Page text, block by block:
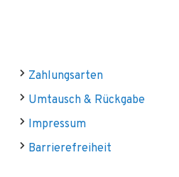
Zahlungsarten
Umtausch & Rückgabe
Impressum
Barrierefreiheit